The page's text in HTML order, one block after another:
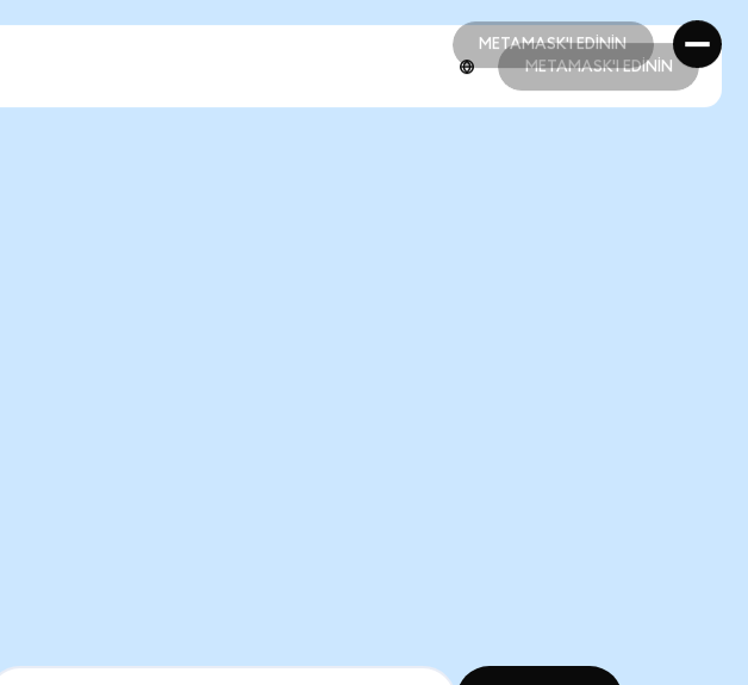
METAMASK'I EDİNİN
METAMASK'I EDİNİN
METAMASK'I EDİNİN